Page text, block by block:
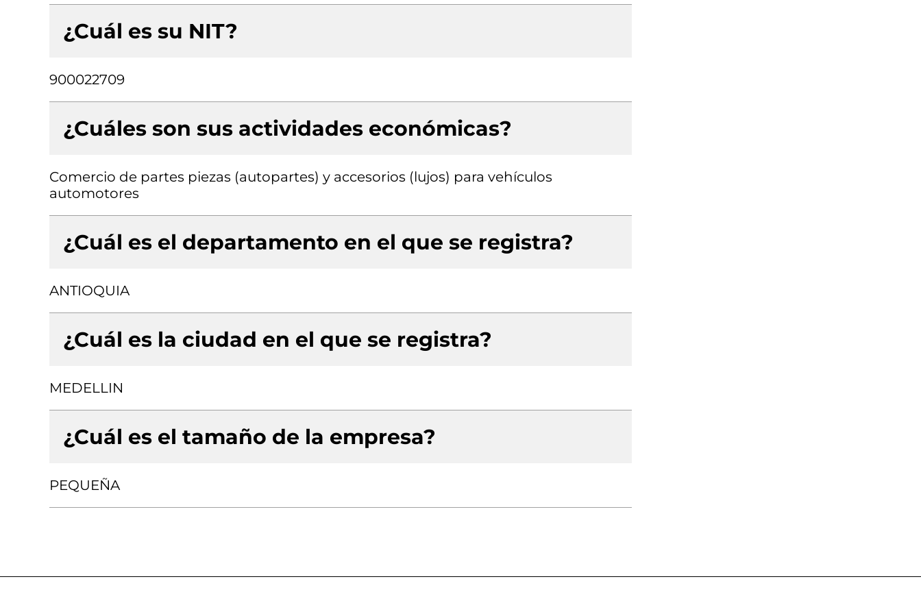
¿Cuál es su NIT?
900022709
¿Cuáles son sus actividades económicas?
Comercio de partes piezas (autopartes) y accesorios (lujos) para vehículos
automotores
¿Cuál es el departamento en el que se registra?
ANTIOQUIA
¿Cuál es la ciudad en el que se registra?
MEDELLIN
¿Cuál es el tamaño de la empresa?
PEQUEÑA